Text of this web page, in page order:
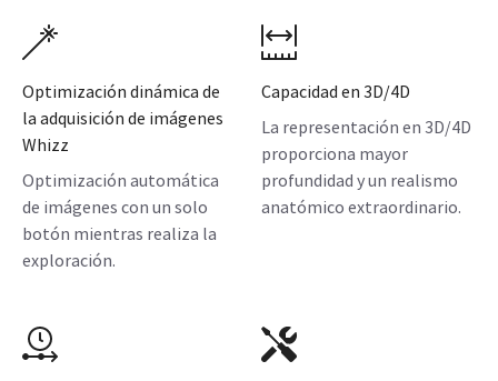
Optimización dinámica de
la adquisición de imágenes
Whizz
Optimización automática
de imágenes con un solo
botón mientras realiza la
exploración.
Capacidad en 3D/4D
La representación en 3D/4D
proporciona mayor
profundidad y un realismo
anatómico extraordinario.